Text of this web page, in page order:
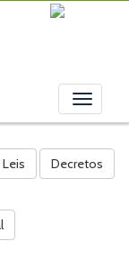
Toggle
Leis
Decretos